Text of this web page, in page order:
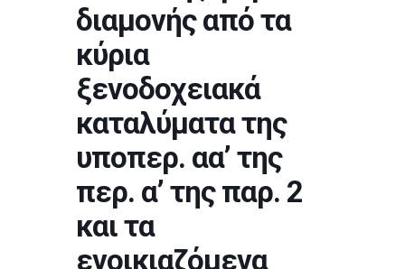
διαμονής από τα
κύρια
ξενοδοχειακά
καταλύματα της
υποπερ. αα’ της
περ. α’ της παρ. 2
και τα
ενοικιαζόμενα